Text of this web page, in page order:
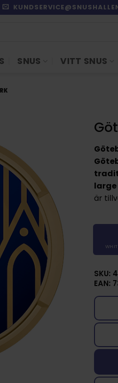
SNUS VITT SNUS
large
är
SKU:
EAN: